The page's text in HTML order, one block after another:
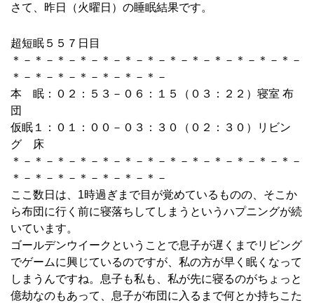
さて、昨日（火曜日）の睡眠結果です。
超短眠５５７日目
＊－＊－＊－＊－＊－＊－＊－＊－＊－＊－＊－＊－＊－
＊－＊－＊－＊－＊－＊－＊－
本 眠：０２：５３－０６：１５（０３：２２）寝室 布
団
仮眠１：０１：００－０３：３０（０２：３０）リビン
グ 床
＊－＊－＊－＊－＊－＊－＊－＊－＊－＊－＊－＊－＊－
＊－＊－＊－＊－＊－＊－＊－
ここ数日は、1時過ぎまで目が覚めているものの、そこか
ら布団に行く前に寝落ちしてしまうというハプニングが続
いています。
ゴールデンウイークということで息子が遅くまでリビング
でゲームに興じているのですが、私の方が早く眠くなって
しまうんですね。息子も私も、私が先に寝るのがちょっと
億劫なのもあって、息子が布団に入るまで何とか持ちこた